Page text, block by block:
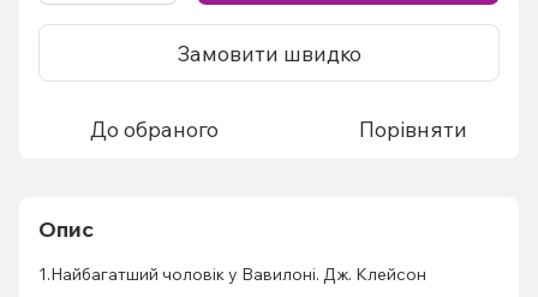
Замовити швидко
До обраного Порівняти
Опис
1.Найбагатший чоловік у Вавилоні. Дж. Клейсон